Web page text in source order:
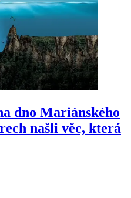
dno Mariánského
našli věc, která